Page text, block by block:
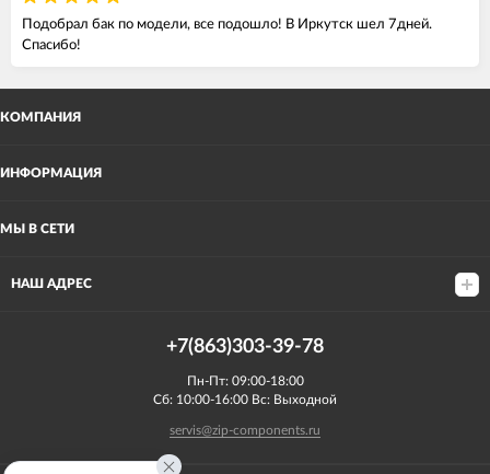
Подобрал бак по модели, все подошло! В Иркутск шел 7дней.
Спасибо!
КОМПАНИЯ
ИНФОРМАЦИЯ
МЫ В СЕТИ
НАШ АДРЕС
+7(863)303-39-78
Пн-Пт: 09:00-18:00
Сб: 10:00-16:00 Вс: Выходной
servis@zip-components.ru